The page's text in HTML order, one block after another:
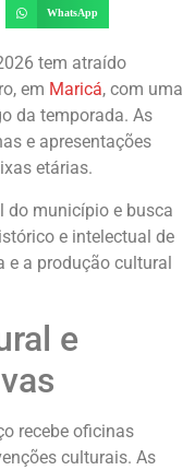
WhatsApp
tem atraído
em Maricá, com uma
da temporada. As
e apresentações
etárias.
do município e busca
e intelectual de
e a produção cultural
e
recebe oficinas
culturais. As